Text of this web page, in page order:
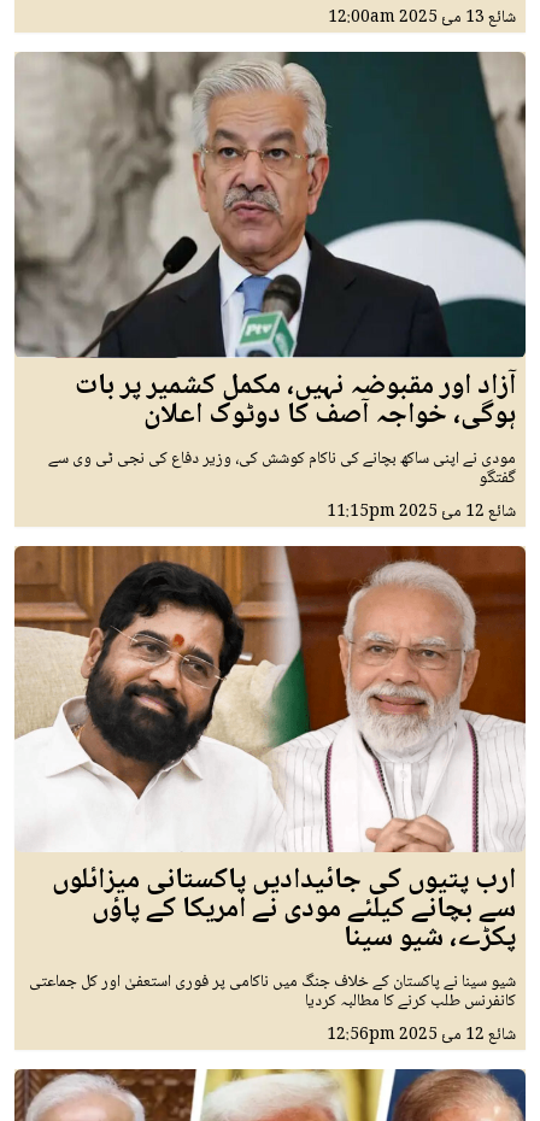
شائع13 مئ 2025 12:00am
آزاد اور مقبوضہ نہیں، مکمل کشمیر پر بات
ہوگی، خواجہ آصف کا دوٹوک اعلان
مودی نے اپنی ساکھ بچانے کی ناکام کوشش کی، وزیر دفاع کی نجی ٹی وی سے
گفتگو
شائع12 مئ 2025 11:15pm
ارب پتیوں کی جائیدادیں پاکستانی میزائلوں
سے بچانے کیلئے مودی نے امریکا کے پاؤں
پکڑے، شیو سینا
شیو سینا نے پاکستان کے خلاف جنگ میں ناکامی پر فوری استعفیٰ اور کل جماعتی
کانفرنس طلب کرنے کا مطالبہ کردیا
شائع12 مئ 2025 12:56pm